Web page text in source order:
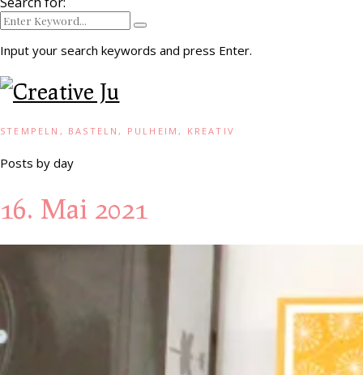
Input your search keywords and press Enter.
STEMPELN, BASTELN, PULHEIM, KREATIV
Posts by day
16. Mai 2021